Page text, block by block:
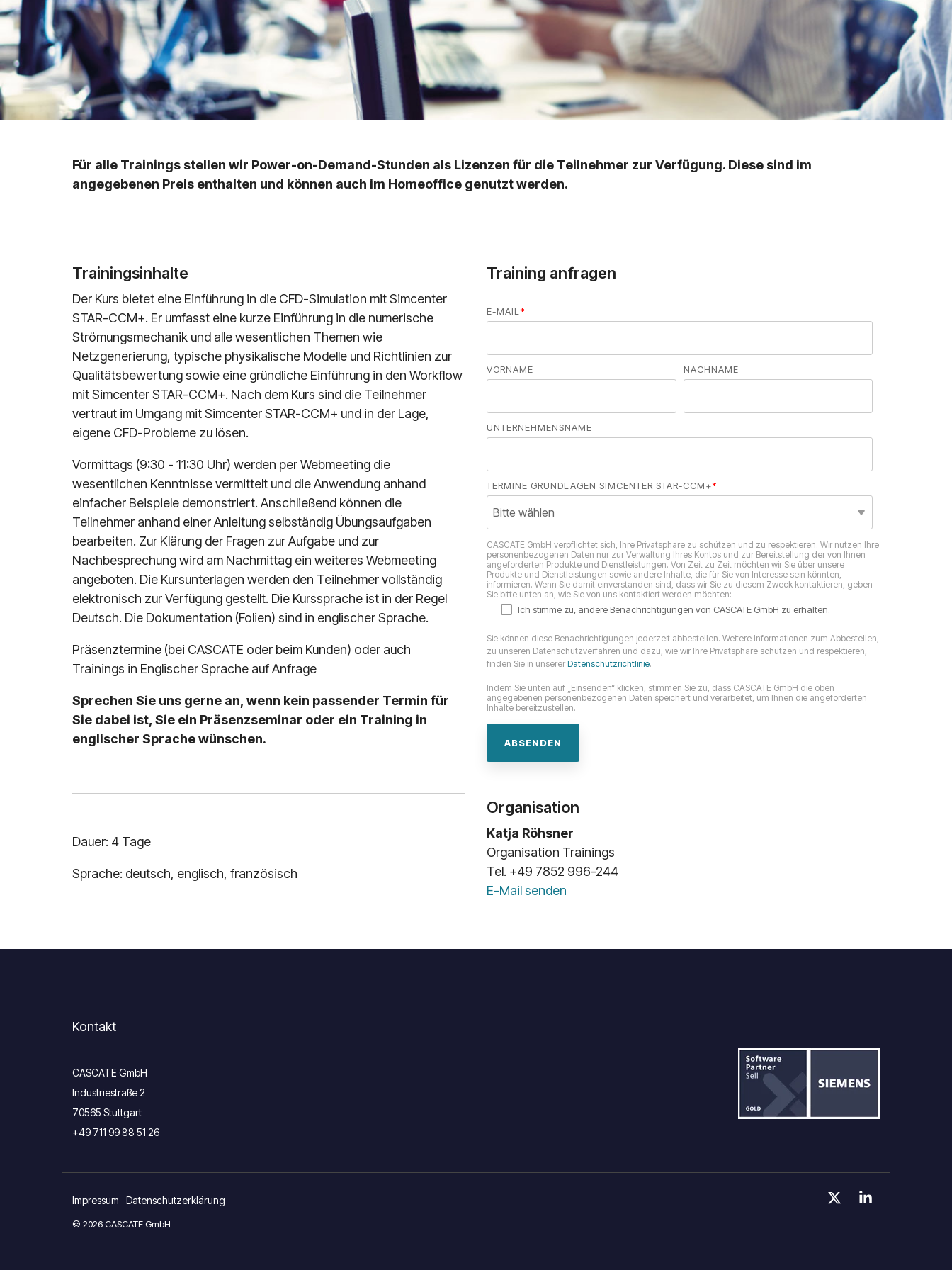
Für alle Trainings stellen wir Power-on-Demand-Stunden als Lizenzen für die Teilnehmer zur Verfügung. Diese sind im
angegebenen Preis enthalten und können auch im Homeoffice genutzt werden.
Trainingsinhalte
Der Kurs bietet eine Einführung in die CFD-Simulation mit Simcenter
STAR-CCM+. Er umfasst eine kurze Einführung in die numerische
Strömungsmechanik und alle wesentlichen Themen wie
Netzgenerierung, typische physikalische Modelle und Richtlinien zur
Qualitätsbewertung sowie eine gründliche Einführung in den Workflow
mit Simcenter STAR-CCM+. Nach dem Kurs sind die Teilnehmer
vertraut im Umgang mit Simcenter STAR-CCM+ und in der Lage,
eigene CFD-Probleme zu lösen.
Vormittags (9:30 - 11:30 Uhr) werden per Webmeeting die
wesentlichen Kenntnisse vermittelt und die Anwendung anhand
einfacher Beispiele demonstriert. Anschließend können die
Teilnehmer anhand einer Anleitung selbständig Übungsaufgaben
bearbeiten. Zur Klärung der Fragen zur Aufgabe und zur
Nachbesprechung wird am Nachmittag ein weiteres Webmeeting
angeboten. Die Kursunterlagen werden den Teilnehmer vollständig
elektronisch zur Verfügung gestellt. Die Kurssprache ist in der Regel
Deutsch. Die Dokumentation (Folien) sind in englischer Sprache.
Präsenztermine (bei CASCATE oder beim Kunden) oder auch
Trainings in Englischer Sprache auf Anfrage
Sprechen Sie uns gerne an, wenn kein passender Termin für
Sie dabei ist, Sie ein Präsenzseminar oder ein Training in
englischer Sprache wünschen.
Dauer: 4 Tage
Sprache: deutsch, englisch, französisch
Training anfragen
E-MAIL *
VORNAME NACHNAME
UNTERNEHMENSNAME
TERMINE GRUNDLAGEN SIMCENTER STAR-CCM+*
CASCATE GmbH verpflichtet sich, Ihre Privatsphäre zu schützen und zu respektieren. Wir nutzen Ihre
personenbezogenen Daten nur zur Verwaltung Ihres Kontos und zur Bereitstellung der von Ihnen
angeforderten Produkte und Dienstleistungen. Von Zeit zu Zeit möchten wir Sie über unsere
Produkte und Dienstleistungen sowie andere Inhalte, die für Sie von Interesse sein könnten,
informieren. Wenn Sie damit einverstanden sind, dass wir Sie zu diesem Zweck kontaktieren, geben
Sie bitte unten an, wie Sie von uns kontaktiert werden möchten:
Ich stimme zu, andere Benachrichtigungen von CASCATE GmbH zu erhalten.
Sie können diese Benachrichtigungen jederzeit abbestellen. Weitere Informationen zum Abbestellen,
zu unseren Datenschutzverfahren und dazu, wie wir Ihre Privatsphäre schützen und respektieren,
finden Sie in unserer Datenschutzrichtlinie.
Indem Sie unten auf „Einsenden“ klicken, stimmen Sie zu, dass CASCATE GmbH die oben
angegebenen personenbezogenen Daten speichert und verarbeitet, um Ihnen die angeforderten
Inhalte bereitzustellen.
Organisation
Katja Röhsner
Organisation Trainings
Tel. +49 7852 996-244
E-Mail senden
Kontakt
CASCATE GmbH
Industriestraße 2
70565 Stuttgart
+49 711 99 88 51 26
Impressum Datenschutzerklärung
© 2026 CASCATE GmbH